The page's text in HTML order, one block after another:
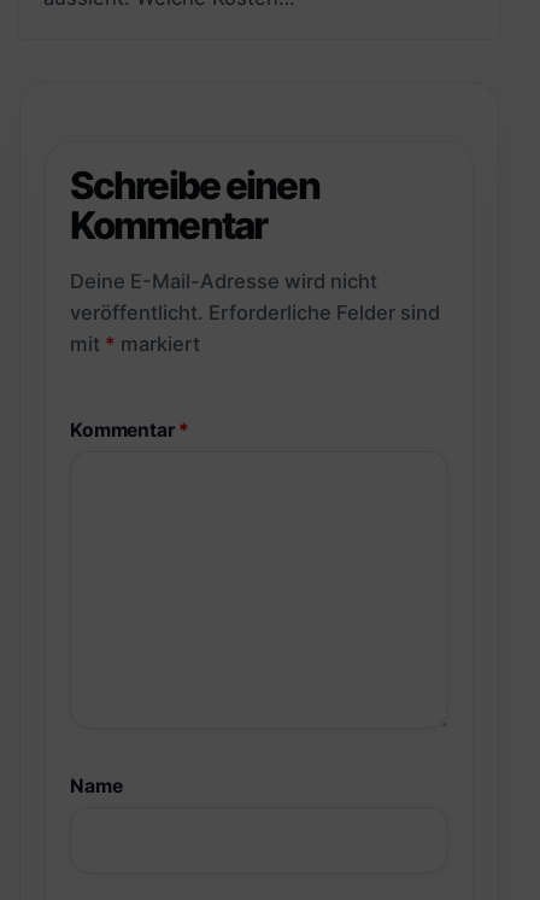
Schreibe einen
Kommentar
Deine E-Mail-Adresse wird nicht
veröffentlicht. Erforderliche Felder sind
mit * markiert
Kommentar *
Name